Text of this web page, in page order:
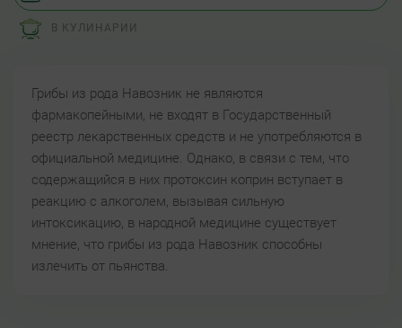
В КУЛИНАРИИ
Грибы из рода Навозник не являются
фармакопейными, не входят в Государственный
реестр лекарственных средств и не употребляются в
официальной медицине. Однако, в связи с тем, что
содержащийся в них протоксин коприн вступает в
реакцию с алкоголем, вызывая сильную
интоксикацию, в народной медицине существует
мнение, что грибы из рода Навозник способны
излечить от пьянства.